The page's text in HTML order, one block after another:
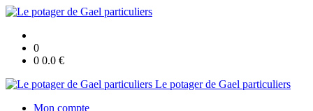
0
0 0.0 €
Le potager de Gael particuliers
Mon compte